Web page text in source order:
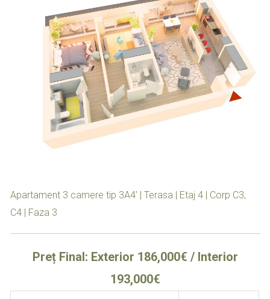
Apartament 3 camere tip 3A4′ | Terasa | Etaj 4 | Corp C3,
C4 | Faza 3
Preț Final: Exterior 186,000€ / Interior
193,000€